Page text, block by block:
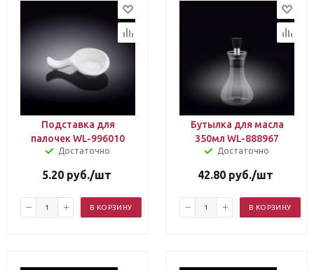
Подставка для
палочек WL-996010
Достаточно
5.20руб./шт
В КОРЗИНУ
Бутылка для масла
350мл WL-888967
Достаточно
42.80 руб./шт
В КОРЗИНУ